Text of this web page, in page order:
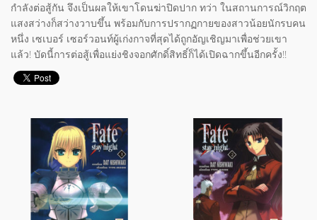
กำลังต่อสู้กัน จึงเป็นผลให้เขาโดนฆ่าปิดปาก ทว่า ในสถานการณ์วิกฤต
แสงสว่างก็สว่างวาบขึ้น พร้อมกับการปรากฏกายของสาวน้อยนักรบคน
หนึ่ง เซเบอร์ เซอร์วอนท์ผู้เก่งกาจที่สุดได้ถูกอัญเชิญมาเพื่อช่วยเขา
แล้ว! บัดนี้การต่อสู้เพื่อแย่งชิงจอกศักดิ์สิทธิ์ก็ได้เปิดฉากขึ้นอีกครั้ง!!